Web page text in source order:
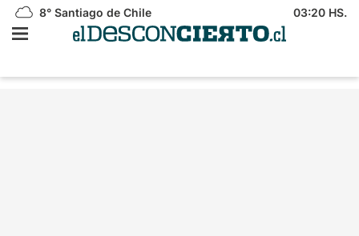
8° Santiago de Chile 03:20 HS.